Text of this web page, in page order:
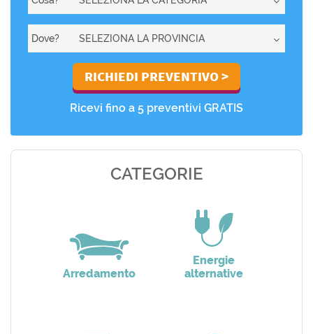
Dove?
Ricevi fino a 5 preventivi GRATIS
CATEGORIE
Arredamento
Energie
alternative